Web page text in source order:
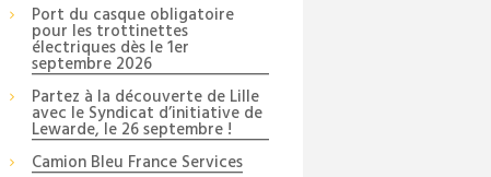
Port du casque obligatoire
pour les trottinettes
électriques dès le 1er
septembre 2026
Partez à la découverte de Lille
avec le Syndicat d’initiative de
Lewarde, le 26 septembre !
Camion Bleu France Services